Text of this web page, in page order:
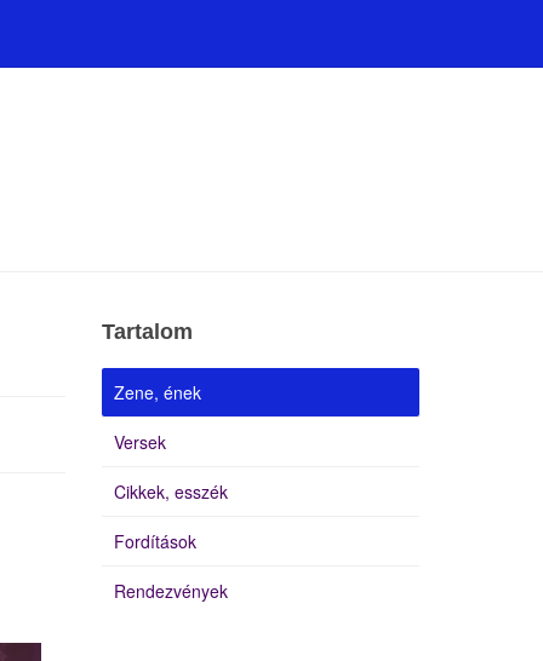
Tartalom
Zene, ének
Versek
Cikkek, esszék
Fordítások
Rendezvények